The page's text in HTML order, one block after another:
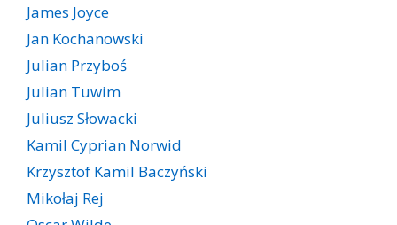
James Joyce
Jan Kochanowski
Julian Przyboś
Julian Tuwim
Juliusz Słowacki
Kamil Cyprian Norwid
Krzysztof Kamil Baczyński
Mikołaj Rej